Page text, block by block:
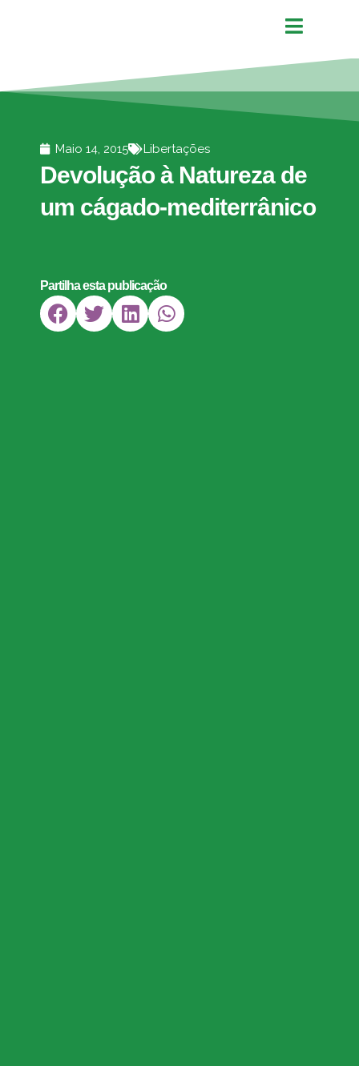
Maio 14, 2015 Libertações
Devolução à Natureza de
um cágado-mediterrânico
Partilha esta publicação